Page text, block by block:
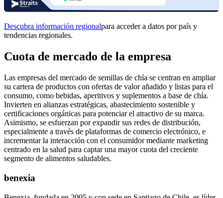
Descubra información regionalpara acceder a datos por país y
tendencias regionales.
Cuota de mercado de la empresa
Las empresas del mercado de semillas de chía se centran en ampliar
su cartera de productos con ofertas de valor añadido y listas para el
consumo, como bebidas, aperitivos y suplementos a base de chía.
Invierten en alianzas estratégicas, abastecimiento sostenible y
certificaciones orgánicas para potenciar el atractivo de su marca.
Asimismo, se esfuerzan por expandir sus redes de distribución,
especialmente a través de plataformas de comercio electrónico, e
incrementar la interacción con el consumidor mediante marketing
centrado en la salud para captar una mayor cuota del creciente
segmento de alimentos saludables.
benexia